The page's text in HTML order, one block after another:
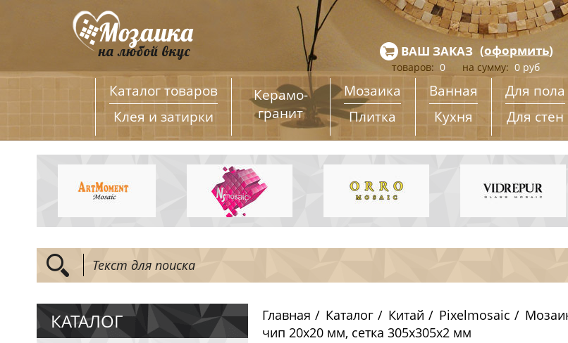
ВАШ ЗАКАЗ (оформить)
товаров: 0 на сумму: 0 руб
Каталог товаров
Клея и затирки
Керамо­
гранит
Мозаика
Плитка
Ванная
Кухня
Для пола
Для стен
КАТАЛОГ Главная Каталог Китай Pixelmosaic
чип 20x20 мм, сетка 305х305x2 мм